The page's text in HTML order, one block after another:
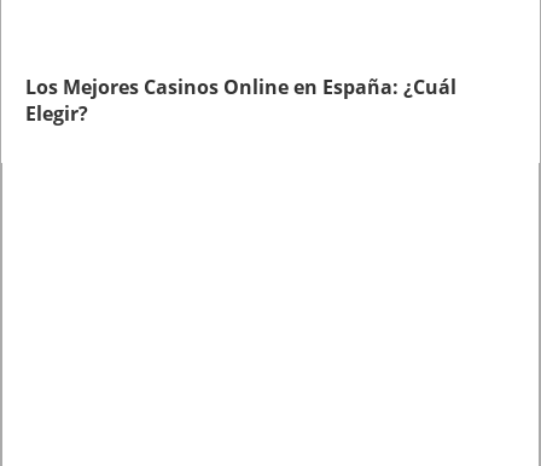
Los Mejores Casinos Online en España: ¿Cuál
Elegir?